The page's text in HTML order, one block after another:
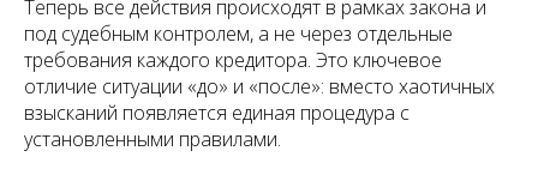
Теперь все действия происходят в рамках закона и
под судебным контролем, а не через отдельные
требования каждого кредитора. Это ключевое
отличие ситуации «до» и «после»: вместо хаотичных
взысканий появляется единая процедура с
установленными правилами.